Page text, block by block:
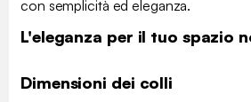
con semplicità ed eleganza.
L'eleganza per il tuo spazio
Dimensioni dei colli